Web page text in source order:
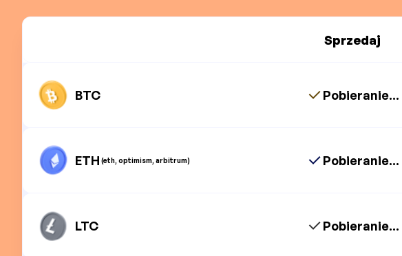
Sprzedaj
BTC Pobieranie...
ETH (eth, optimism, arbitrum) Pobieranie...
LTC Pobieranie...